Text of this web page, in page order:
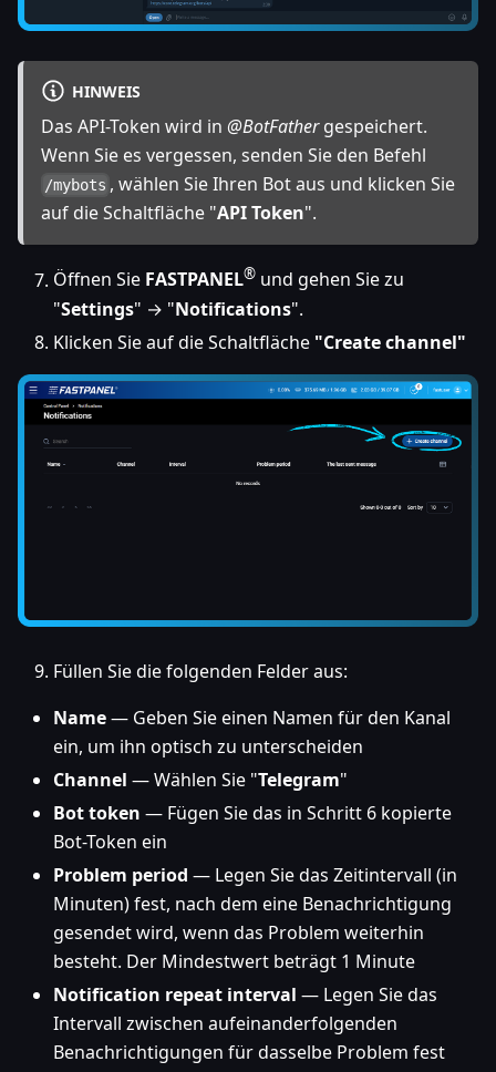
HINWEIS
Das API-Token wird in @BotFathergespeichert.
Wenn Sie es vergessen, senden Sie den Befehl
/mybots , wählen Sie Ihren Bot aus und klicken Sie
auf die Schaltfläche "API Token".
Öffnen Sie FASTPANEL® und gehen Sie zu
"Settings" → "Notifications".
Klicken Sie auf die Schaltfläche "Create channel"
Füllen Sie die folgenden Felder aus:
Name— Geben Sie einen Namen für den Kanal
ein, um ihn optisch zu unterscheiden
Channel — Wählen Sie "Telegram"
Bot token — Fügen Sie das in Schritt 6 kopierte
Bot-Token ein
Problem period — Legen Sie das Zeitintervall (in
Minuten) fest, nach dem eine Benachrichtigung
gesendet wird, wenn das Problem weiterhin
besteht. Der Mindestwert beträgt 1 Minute
Notification repeat interval — Legen Sie das
Intervall zwischen aufeinanderfolgenden
Benachrichtigungen für dasselbe Problem fest